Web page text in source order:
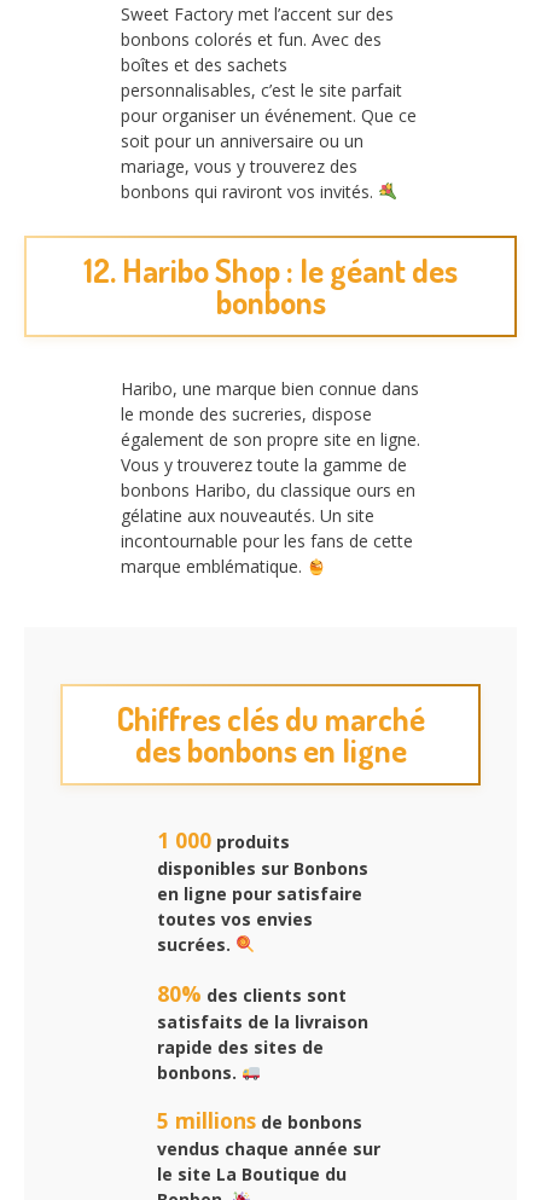
Sweet Factory met l’accent sur des
bonbons colorés et fun. Avec des
boîtes et des sachets
personnalisables, c’est le site parfait
pour organiser un événement. Que ce
soit pour un anniversaire ou un
mariage, vous y trouverez des
bonbons qui raviront vos invités.
12. Haribo Shop : le géant des
bonbons
Haribo, une marque bien connue dans
le monde des sucreries, dispose
également de son propre site en ligne.
Vous y trouverez toute la gamme de
bonbons Haribo, du classique ours en
gélatine aux nouveautés. Un site
incontournable pour les fans de cette
marque emblématique.
Chiffres clés du marché
des bonbons en ligne
1 000 produits
disponibles sur Bonbons
en ligne pour satisfaire
toutes vos envies
sucrées.
80% des clients sont
satisfaits de la livraison
rapide des sites de
bonbons.
5 millions de bonbons
vendus chaque année sur
le site La Boutique du